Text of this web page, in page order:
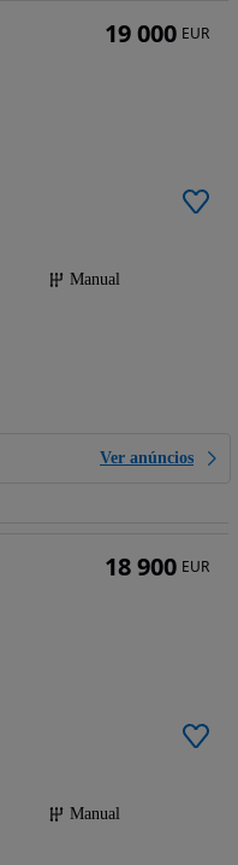
Manual
Ver anúncios
19 000 EUR
Manual
18 900 EUR